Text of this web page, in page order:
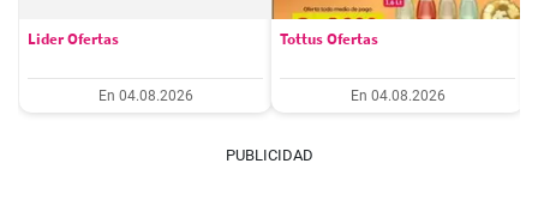
Lider Ofertas
En 04.08.2026
Tottus Ofertas
En 04.08.2026
PUBLICIDAD